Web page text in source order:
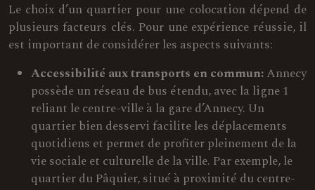
Le choix d’un quartier pour une colocation dépend de
plusieurs facteurs clés. Pour une expérience réussie, il
est important de considérer les aspects suivants:
Accessibilité aux transports en commun:Annecy
possède un réseau de bus étendu, avec la ligne 1
reliant le centre-ville à la gare d’Annecy. Un
quartier bien desservi facilite les déplacements
quotidiens et permet de profiter pleinement de la
vie sociale et culturelle de la ville. Par exemple, le
quartier du Pâquier, situé à proximité du centre-